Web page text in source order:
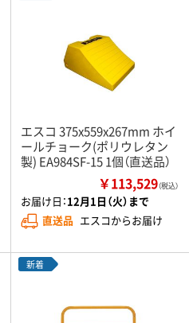
エスコ 375x559x267mm ホイ
ールチョーク(ポリウレタン
製) EA984SF-15 1個（直送品）
￥113,529（税込）
お届け日：12月1日（火）まで
直送品 エスコからお届け
新着